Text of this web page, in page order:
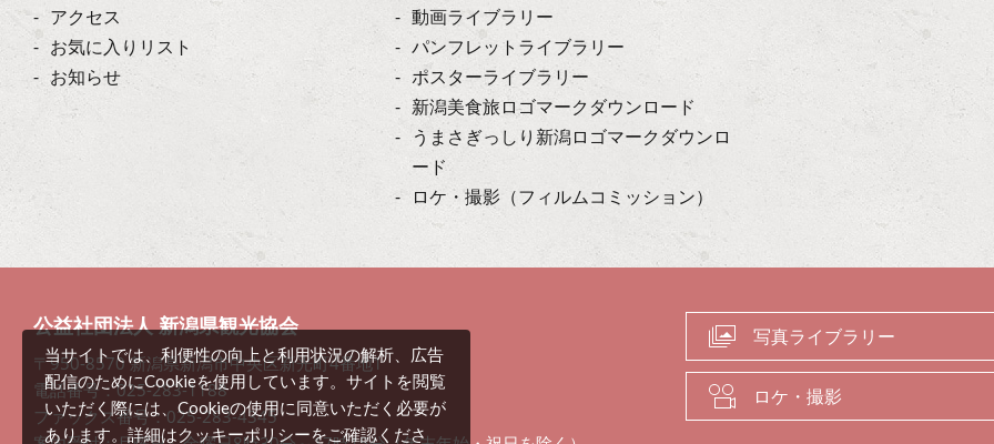
アクセス
お気に入りリスト
お知らせ
動画ライブラリー
パンフレットライブラリー
ポスターライブラリー
新潟美食旅ロゴマークダウンロード
うまさぎっしり新潟ロゴマークダウンロ
ード
ロケ・撮影（フィルムコミッション）
公益社団法人 新潟県観光協会
〒950-8570 新潟県新潟市中央区新光町4番地1
電話番号：025-283-1188
ファックス番号：025-283-4345
写真ライブラリー
ロケ・撮影
当サイトでは、利便性の向上と利用状況の解析、広告
配信のためにCookieを使用しています。サイトを閲覧
いただく際には、Cookieの使用に同意いただく必要が
あります。詳細はクッキーポリシーをご確認くださ